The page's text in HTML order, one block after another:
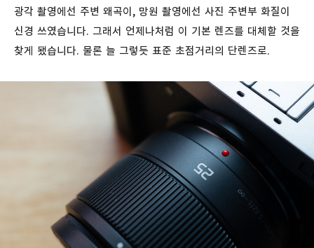
광각 촬영에선 주변 왜곡이, 망원 촬영에선 사진 주변부 화질이
신경 쓰였습니다. 그래서 언제나처럼 이 기본 렌즈를 대체할 것을
찾게 됐습니다. 물론 늘 그렇듯 표준 초점거리의 단렌즈로.